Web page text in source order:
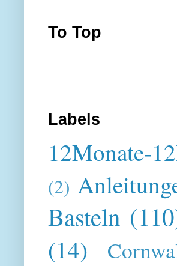
To Top
Labels
12Monate-
(2)
Basteln
(14)